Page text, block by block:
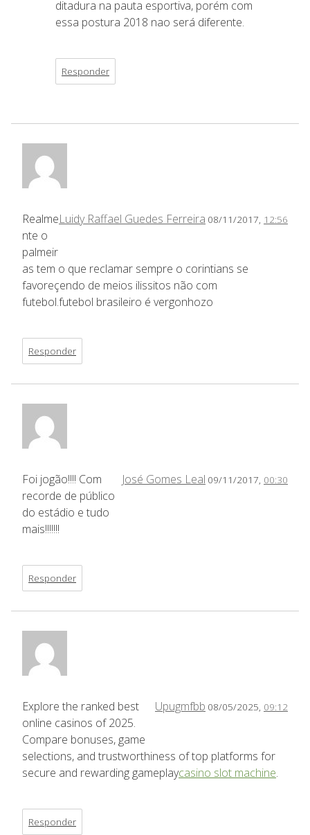
ditadura na pauta esportiva, porém com
essa postura 2018 nao será diferente.
Responder
Luidy Raffael Guedes Ferreira 08/11/2017, 12:56
Realme
nte o
palmeir
as tem o que reclamar sempre o corintians se
favoreçendo de meios ilissitos não com
futebol.futebol brasileiro é vergonhozo
Responder
José Gomes Leal 09/11/2017, 00:30
Foi jogão!!!! Com
recorde de público
do estádio e tudo
mais!!!!!!!
Responder
Upugmfbb 08/05/2025, 09:12
Explore the ranked best
online casinos of 2025.
Compare bonuses, game
selections, and trustworthiness of top platforms for
secure and rewarding gameplaycasino slot machine.
Responder